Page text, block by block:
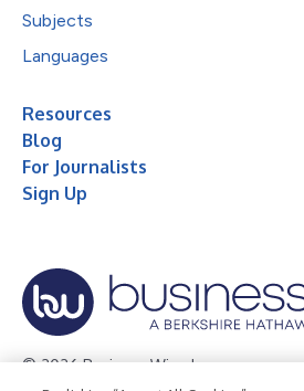
Subjects
Languages
Resources
Blog
For Journalists
Sign Up
© 2026 Business Wire, Inc.